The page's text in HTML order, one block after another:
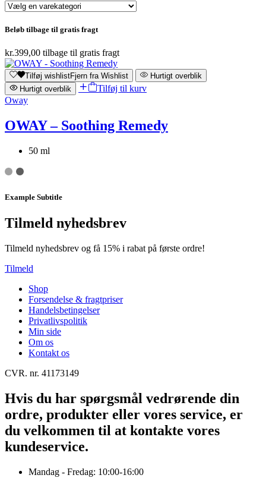
Beløb tilbage til gratis fragt
kr.399,00 tilbage til gratis fragt
Tilføj wishlistFjern fra Wishlist
Hurtigt overblik
Hurtigt overblik
Tilføj til kurv
Oway
OWAY – Soothing Remedy
50 ml
Example Subtitle
Tilmeld nyhedsbrev
Tilmeld nyhedsbrev og få 15% i rabat på første ordre!
Tilmeld
Shop
Forsendelse & fragtpriser
Handelsbetingelser
Privatlivspolitik
Min side
Om os
Kontakt os
CVR. nr. 41173149
Hvis du har spørgsmål vedrørende din
ordre, produkter eller vores service, er
du velkommen til at kontakte vores
kundeservice.
Mandag - Fredag: 10:00-16:00